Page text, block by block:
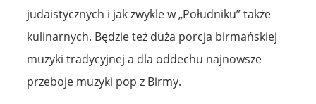
judaistycznych i jak zwykle w „Południku” także
kulinarnych. Będzie też duża porcja birmańskiej
muzyki tradycyjnej a dla oddechu najnowsze
przeboje muzyki pop z Birmy.